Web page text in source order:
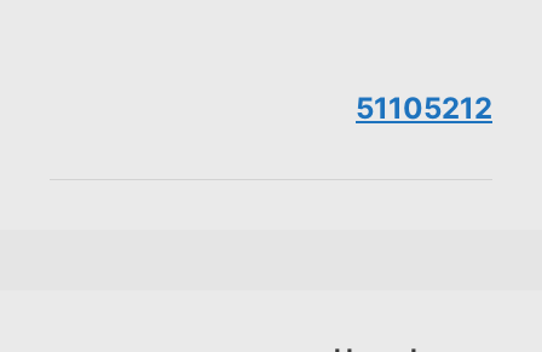
51105212